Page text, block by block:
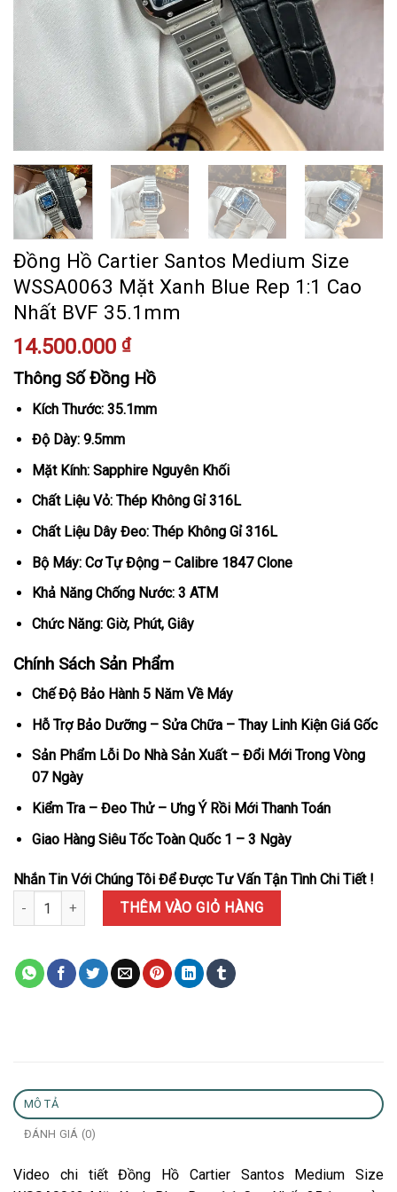
Đồng Hồ Cartier Santos Medium Size
WSSA0063 Mặt Xanh Blue Rep 1:1 Cao
Nhất BVF 35.1mm
14.500.000 ₫
Thông Số Đồng Hồ
Kích Thước: 35.1mm
Độ Dày: 9.5mm
Mặt Kính: Sapphire Nguyên Khối
Chất Liệu Vỏ: Thép Không Gỉ 316L
Chất Liệu Dây Đeo: Thép Không Gỉ 316L
Bộ Máy: Cơ Tự Động – Calibre 1847 Clone
Khả Năng Chống Nước: 3 ATM
Chức Năng: Giờ, Phút, Giây
Chính Sách Sản Phẩm
Chế Độ Bảo Hành 5 Năm Về Máy
Hỗ Trợ Bảo Dưỡng – Sửa Chữa – Thay Linh Kiện Giá Gốc
Sản Phẩm Lỗi Do Nhà Sản Xuất – Đổi Mới Trong Vòng
07 Ngày
Kiểm Tra – Đeo Thử – Ưng Ý Rồi Mới Thanh Toán
Giao Hàng Siêu Tốc Toàn Quốc 1 – 3 Ngày
Nhắn Tin Với Chúng Tôi Để Được Tư Vấn Tận Tình Chi Tiết !
Đồng Hồ Cartier Santos Medium Size WSSA0063 Mặt Xanh Blue
THÊM VÀO GIỎ HÀNG
MÔ TẢ
ĐÁNH GIÁ (0)
Video chi tiết Đồng Hồ Cartier Santos Medium Size